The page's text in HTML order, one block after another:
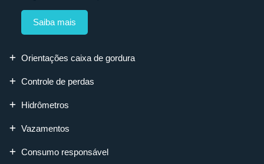
Saiba mais
Orientações caixa de gordura
Controle de perdas
Hidrômetros
Vazamentos
Consumo responsável